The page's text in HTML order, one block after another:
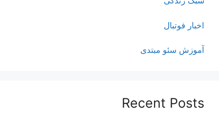
اخبار فوتبال
آموزش سئو مبتدی
Recent Posts